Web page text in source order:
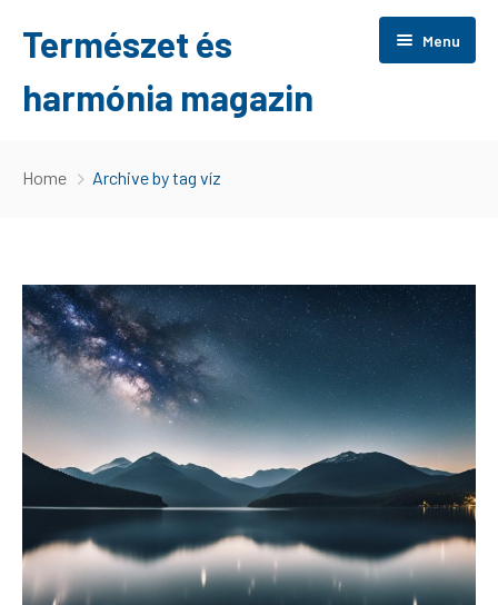
Természet és
harmónia magazin
Menu
Érdekes
Wellness
Szolgáltatás
Játék
Gazdaság
Háztartás
Home Archive by tag víz